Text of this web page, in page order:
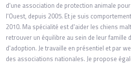
d'une association de protection animale
l'Ouest, depuis 2005. Et je suis
2010. Ma spécialité est d'aider les chiens
retrouver un équilibre au sein de leur famille
d'adoption. Je travaille en présentiel et par
des associations nationales. Je propose